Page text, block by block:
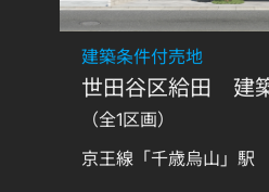
建築条件付売地
世田谷区給田 建
（全1区画）
京王線「千歳烏山」駅